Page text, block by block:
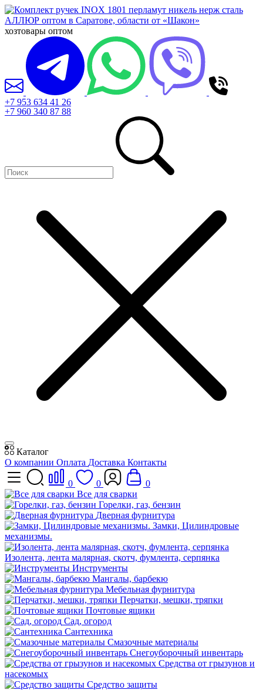
хозтовары оптом
+7 953 634 41 26
+7 960 340 87 88
Каталог
О компании Оплата Доставка Контакты
0 0
0
Все для сварки
Горелки, газ, бензин
Дверная фурнитура
Замки, Цилиндровые
механизмы.
Изолента, лента малярная, скотч, фумлента, серпянка
Инструменты
Мангалы, барбекю
Мебельная фурнитура
Перчатки, мешки, тряпки
Почтовые ящики
Сад, огород
Сантехника
Смазочные материалы
Снегоуборочный инвентарь
Средства от грызунов и
насекомых
Средство защиты